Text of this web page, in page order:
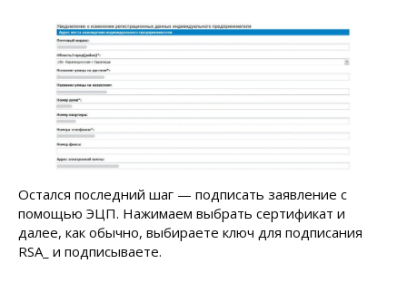
Остался последний шаг — подписать заявление с
помощью ЭЦП. Нажимаем выбрать сертификат и
далее, как обычно, выбираете ключ для подписания
RSA_ и подписываете.